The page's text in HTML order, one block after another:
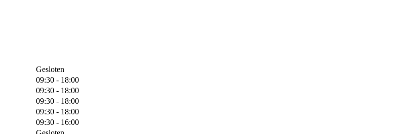
Gesloten
09:30 - 18:00
09:30 - 18:00
09:30 - 18:00
09:30 - 18:00
09:30 - 16:00